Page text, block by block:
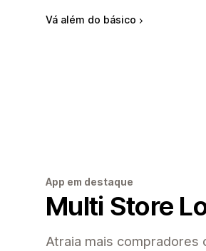
Vá além do básico
App em destaque
Multi Store
Atraia mais compradores